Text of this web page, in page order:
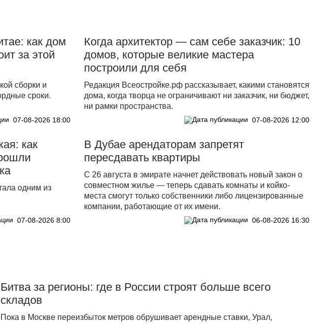
как дом
за этой
сборки и
сроки.
07-08-2026 18:00
Когда архитектор — сам себе заказчик: 10
домов, которые великие мастера
построили для себя
Редакция Всеостройке.рф рассказывает, какими становятся
дома, когда творца не ограничивают ни заказчик, ни бюджет,
ни рамки пространства.
07-08-2026 12:00
как
одним из
07-08-2026 8:00
В Дубае арендаторам запретят
пересдавать квартиры
С 26 августа в эмирате начнет действовать новый закон о
совместном жилье — теперь сдавать комнаты и койко-
места смогут только собственники либо лицензированные
компании, работающие от их имени.
06-08-2026 16:30
Битва за регионы: где в России строят больше всего
складов
Пока в Москве переизбыток метров обрушивает арендные ставки, Урал,